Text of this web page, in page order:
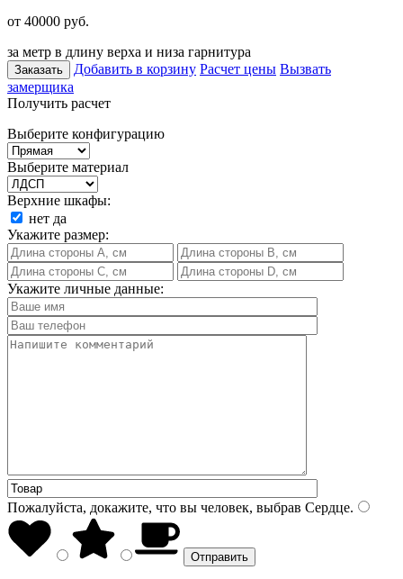
от 40000 руб.
за метр в длину верха и низа гарнитура
Заказать Добавить в корзину Расчет цены Вызвать
замерщика
Получить расчет
Выберите конфигурацию
Выберите материал
Верхние шкафы:
нет да
Укажите размер:
Укажите личные данные:
Пожалуйста, докажите, что вы человек, выбрав Сердце.